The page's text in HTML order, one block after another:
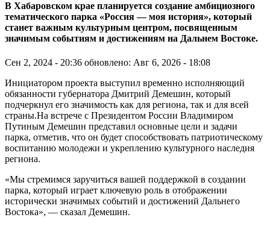
В Хабаровском крае планируется создание амбициозного
тематического парка «Россия — моя история», который
станет важным культурным центром, посвященным
значимым событиям и достижениям на Дальнем Востоке.
Сен 2, 2024 - 20:36 обновлено: Авг 6, 2026 - 18:08
Инициатором проекта выступил временно исполняющий
обязанности губернатора Дмитрий Демешин, который
подчеркнул его значимость как для региона, так и для всей
страны.На встрече с Президентом России Владимиром
Путиным Демешин представил основные цели и задачи
парка, отметив, что он будет способствовать патриотическому
воспитанию молодежи и укреплению культурного наследия
региона.
«Мы стремимся заручиться вашей поддержкой в создании
парка, который играет ключевую роль в отображении
исторически значимых событий и достижений Дальнего
Востока», — сказал Демешин.